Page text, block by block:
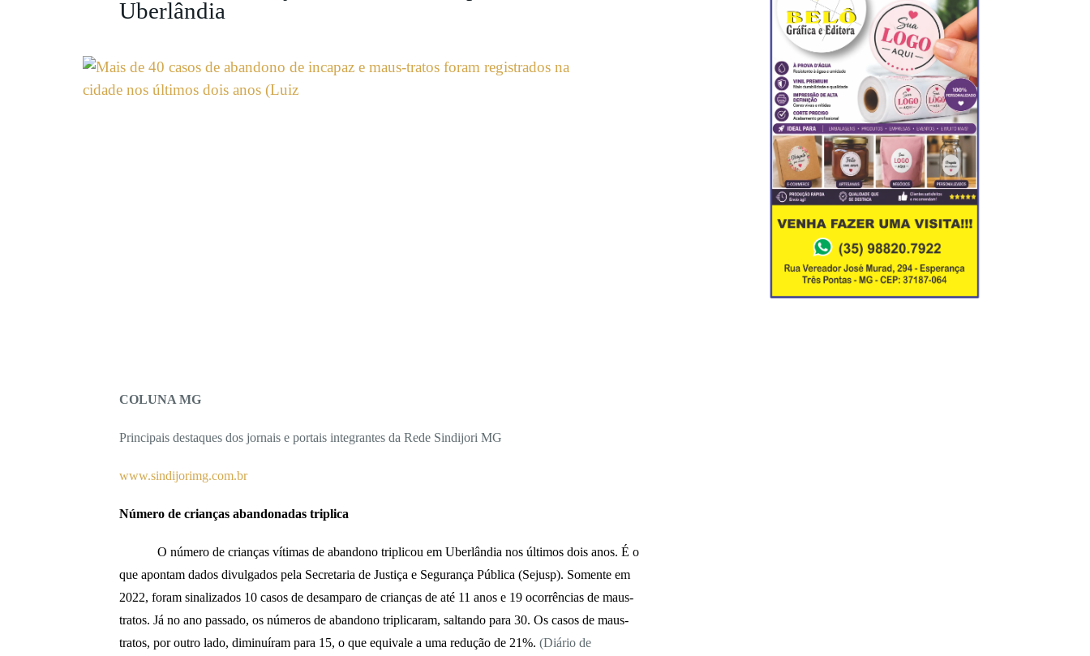
Uberlândia
COLUNA MG
Principais destaques dos jornais e portais integrantes da Rede Sindijori MG
www.sindijorimg.com.br
Número de crianças abandonadas triplica
O número de crianças vítimas de abandono triplicou em Uberlândia nos últimos dois anos. É o
que apontam dados divulgados pela Secretaria de Justiça e Segurança Pública (Sejusp). Somente em
2022, foram sinalizados 10 casos de desamparo de crianças de até 11 anos e 19 ocorrências de maus-
tratos. Já no ano passado, os números de abandono triplicaram, saltando para 30. Os casos de maus-
tratos, por outro lado, diminuíram para 15, o que equivale a uma redução de 21%. (Diário de